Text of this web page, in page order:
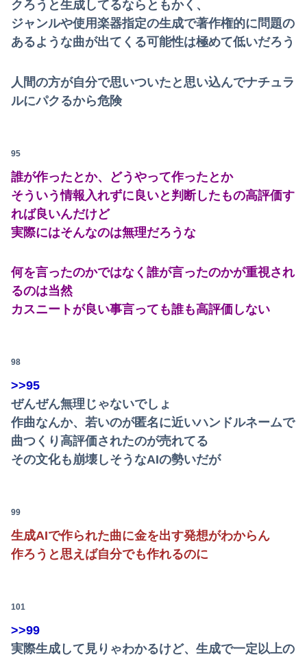
クろうと生成してるならともかく、
ジャンルや使用楽器指定の生成で著作権的に問題の
あるような曲が出てくる可能性は極めて低いだろう
人間の方が自分で思いついたと思い込んでナチュラ
ルにパクるから危険
95
誰が作ったとか、どうやって作ったとか
そういう情報入れずに良いと判断したもの高評価す
れば良いんだけど
実際にはそんなのは無理だろうな
何を言ったのかではなく誰が言ったのかが重視され
るのは当然
カスニートが良い事言っても誰も高評価しない
98
>>95
ぜんぜん無理じゃないでしょ
作曲なんか、若いのが匿名に近いハンドルネームで
曲つくり高評価されたのが売れてる
その文化も崩壊しそうなAIの勢いだが
99
生成AIで作られた曲に金を出す発想がわからん
作ろうと思えば自分でも作れるのに
101
>>99
実際生成して見りゃわかるけど、生成で一定以上の